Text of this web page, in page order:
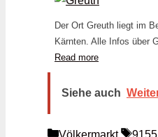
Der Ort Greuth liegt im
Kärnten. Alle Infos über
Read more
Siehe auch
Kategorien
Völkermarkt 9155